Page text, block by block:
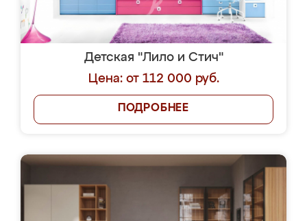
Детская "Лило и Стич"
Цена: от 112 000 руб.
ПОДРОБНЕЕ